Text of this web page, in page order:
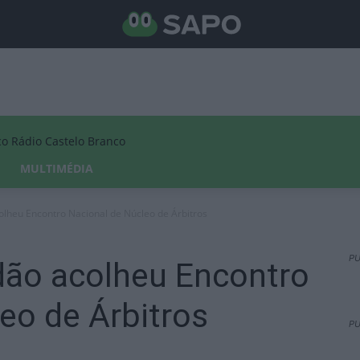
Rádio Castelo Branco
MULTIMÉDIA
acolheu Encontro
de Árbitros